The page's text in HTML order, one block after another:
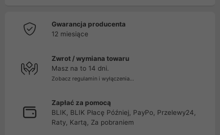
Gwarancja producenta
12 miesiące
Zwrot / wymiana towaru
Masz na to 14 dni.
Zobacz regulamin i wyłączenia...
Zapłać za pomocą
BLIK, BLIK Płacę Później, PayPo, Przelewy24,
Raty, Kartą, Za pobraniem